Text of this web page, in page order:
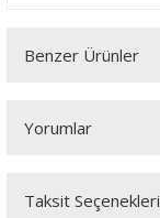
Benzer Ürünler
Yorumlar
Taksit Seçenekleri